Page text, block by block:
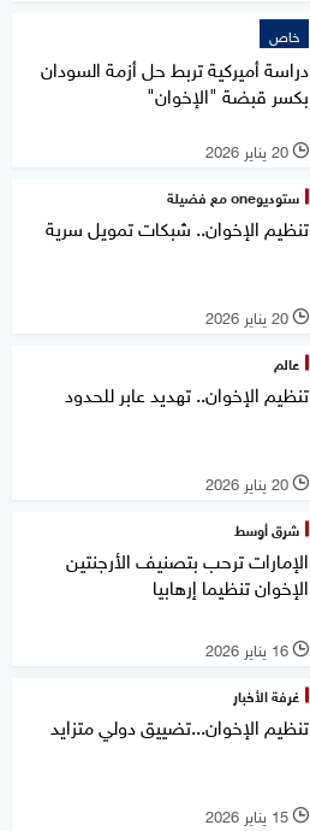
خاص
دراسة أميركية تربط حل أزمة السودان
بكسر قبضة "الإخوان"
l 20 يناير 2026
ستوديوone مع فضيلة
تنظيم الإخوان.. شبكات تمويل سرية
l 20 يناير 2026
عالم
تنظيم الإخوان.. تهديد عابر للحدود
l 20 يناير 2026
شرق أوسط
الإمارات ترحب بتصنيف الأرجنتين
الإخوان تنظيما إرهابيا
l 16 يناير 2026
غرفة الأخبار
تنظيم الإخوان...تضييق دولي متزايد
l 15 يناير 2026